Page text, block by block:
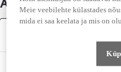
Meie veebilehte külastades
mida ei saa keelata ja mis on